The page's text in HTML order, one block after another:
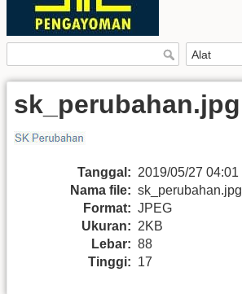
sk_perubahan.jpg
Tanggal: 2019/05/27 04:01
Nama file: sk_perubahan.jpg
Format: JPEG
Ukuran: 2KB
Lebar: 88
Tinggi: 17